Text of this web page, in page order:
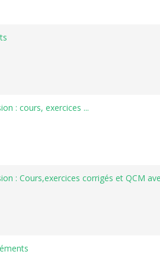
: cours, exercices ...
: Cours,exercices corrigés et QCM